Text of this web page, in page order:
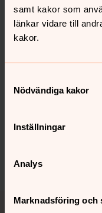
samt kakor som
länkar vidare till
kakor.
Nödvändiga kakor
Inställningar
Analys
Marknadsföring och
innehåll?
Dela
Tillbaka till toppen
Tillbaka till innehållet